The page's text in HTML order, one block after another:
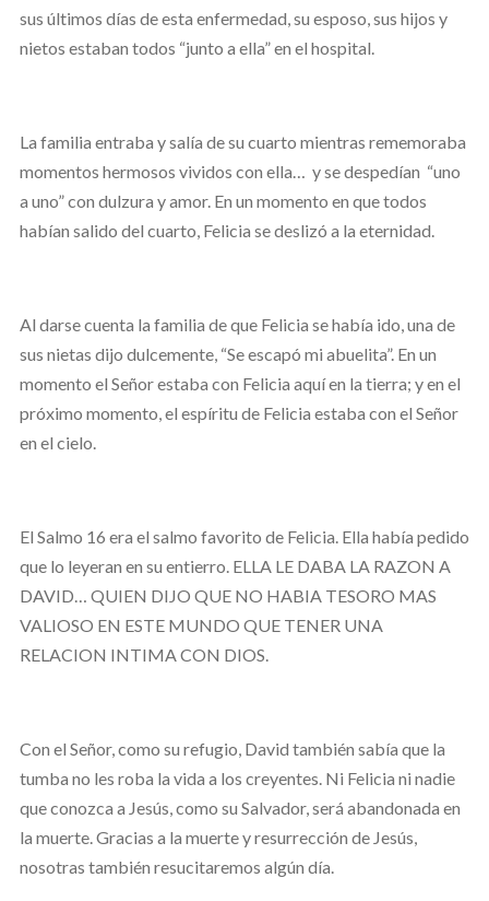
sus últimos días de esta enfermedad, su esposo, sus hijos y
nietos estaban todos “junto a ella” en el hospital.
La familia entraba y salía de su cuarto mientras rememoraba
momentos hermosos vividos con ella… y se despedían “uno
a uno” con dulzura y amor. En un momento en que todos
habían salido del cuarto, Felicia se deslizó a la eternidad.
Al darse cuenta la familia de que Felicia se había ido, una de
sus nietas dijo dulcemente, “Se escapó mi abuelita”. En un
momento el Señor estaba con Felicia aquí en la tierra; y en el
próximo momento, el espíritu de Felicia estaba con el Señor
en el cielo.
El Salmo 16 era el salmo favorito de Felicia. Ella había pedido
que lo leyeran en su entierro. ELLA LE DABA LA RAZON A
DAVID… QUIEN DIJO QUE NO HABIA TESORO MAS
VALIOSO EN ESTE MUNDO QUE TENER UNA
RELACION INTIMA CON DIOS.
Con el Señor, como su refugio, David también sabía que la
tumba no les roba la vida a los creyentes. Ni Felicia ni nadie
que conozca a Jesús, como su Salvador, será abandonada en
la muerte. Gracias a la muerte y resurrección de Jesús,
nosotras también resucitaremos algún día.